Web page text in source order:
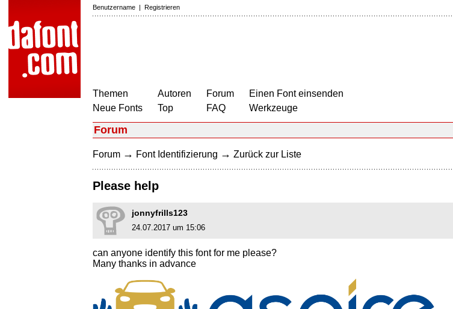
Benutzername | Registrieren
Themen
Neue Fonts
Autoren
Top
Forum
FAQ
Einen Font einsenden
Werkzeuge
Forum
Forum → Font Identifizierung → Zurück zur Liste
Please help
jonnyfrills123
24.07.2017 um 15:06
can anyone identify this font for me please?
Many thanks in advance